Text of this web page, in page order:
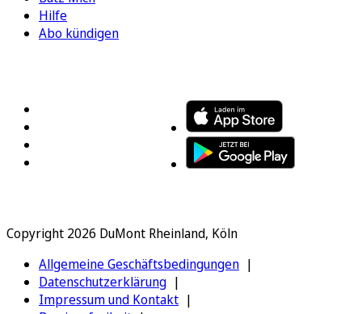
Hilfe
Abo kündigen
Copyright 2026 DuMont Rheinland, Köln
Allgemeine Geschäftsbedingungen
Datenschutzerklärung
Impressum und Kontakt